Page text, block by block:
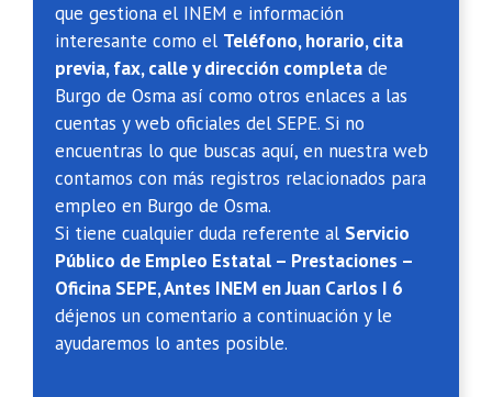
que gestiona el INEM e información
interesante como el Teléfono, horario, cita
previa, fax, calle y dirección completa de
Burgo de Osma así como otros enlaces a las
cuentas y web oficiales del SEPE. Si no
encuentras lo que buscas aquí, en nuestra web
contamos con más registros relacionados para
empleo en Burgo de Osma.
Si tiene cualquier duda referente al Servicio
Público de Empleo Estatal – Prestaciones –
Oficina SEPE, Antes INEM en Juan Carlos I 6
déjenos un comentario a continuación y le
ayudaremos lo antes posible.